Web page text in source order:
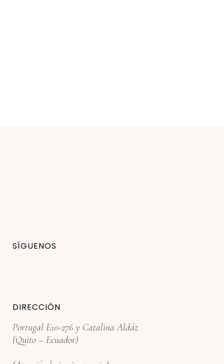
SÍGUENOS
DIRECCIÓN
Portugal E10-276 y Catalina Aldáz
(Quito – Ecuador)